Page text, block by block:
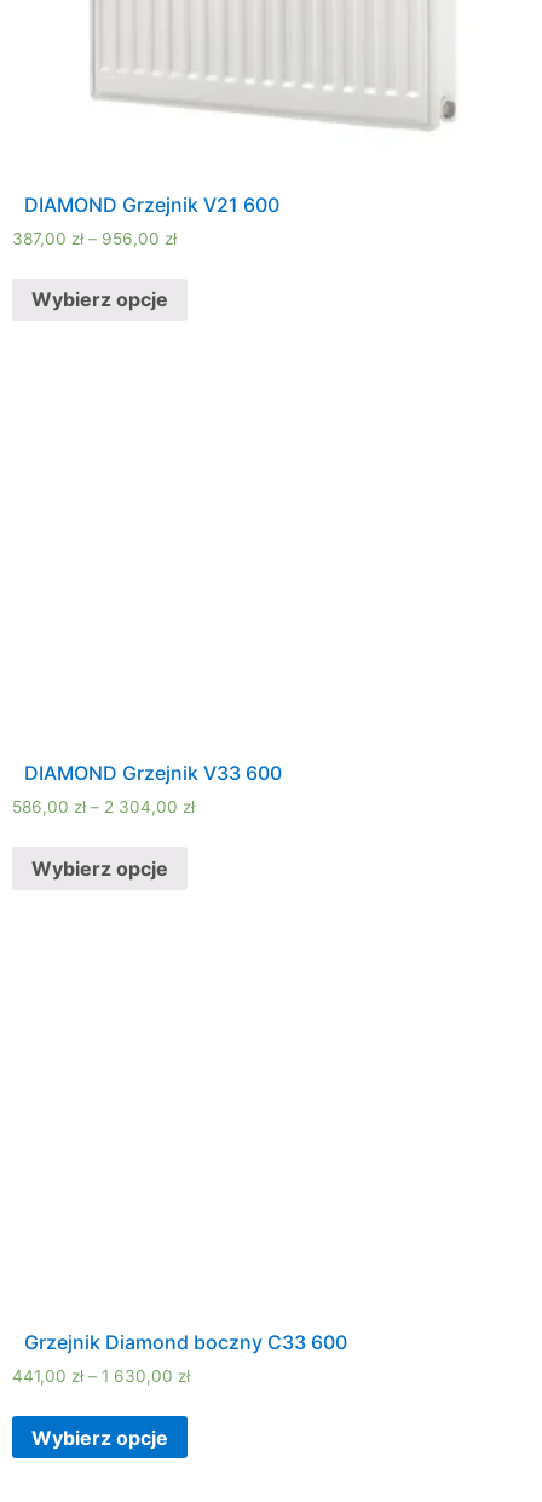
DIAMOND Grzejnik V21 600
387,00 zł – 956,00 zł
Wybierz opcje
DIAMOND Grzejnik V33 600
586,00 zł – 2 304,00 zł
Wybierz opcje
Grzejnik Diamond boczny C33 600
441,00 zł – 1 630,00 zł
Wybierz opcje